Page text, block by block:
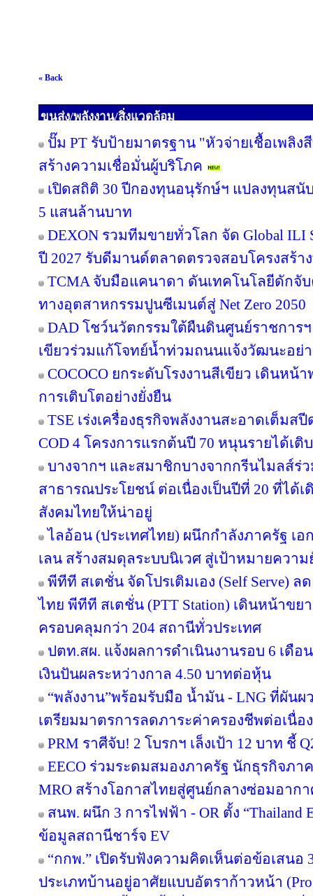
« Back
ขนส่ง/พลังงาน/สิ่งแวดล้อม
ปั๊ม PT รับป้ายมาตรฐาน "หัวจ่ายเชื้อเพลิง
สร้างความเชื่อมั่นผู้บริโภค
เปิดสถิติ 30 ปีกองทุนอนุรักษ์ฯ แปลงทุนส
5 แสนล้านบาท
DEXON รวมทีมขายทั่วโลก จัด Global ILI
ปี 2027 รับดีมานด์ตลาดตรวจสอบโครงสร้
TCMA จับมือแคนาดา ดันเทคโนโลยีดักจั
ทางอุตสาหกรรมปูนซีเมนต์สู่ Net Zero 2050
DAD โชว์นวัตกรรมใต้ผืนดินศูนย์ราชการ
เขียวร่วมแก้โจทย์น้ำท่วมถนนแจ้งวัฒนะอย่า
COCOCO ยกระดับโรงงานสีเขียว เดินห
การเติบโตอย่างยั่งยืน
TSE เร่งเครื่องธุรกิจพลังงานสะอาดเต็มส
COD 4 โครงการแรกต้นปี 70 หนุนรายได้เติ
บางจากฯ และสมาชิกบางจากกรีนไมลส์ร่
สาธารณประโยชน์ ต่อเนื่องเป็นปีที่ 20 ที่ได้เ
สังคมไทยให้น่าอยู่
ไลอ้อน (ประเทศไทย) ผนึกกำลังภาครัฐ
เลน สร้างสมดุลระบบนิเวศ สู่เป้าหมายความ
พีทีที สเตชั่น จัดโปรเติมเอง (Self Serve)
ไทย พีทีที สเตชั่น (PTT Station) เดินหน้าขยา
ครอบคลุมกว่า 204 สถานีทั่วประเทศ
ปตท.สผ. แจ้งผลการดำเนินงานรอบ 6 เดือ
เงินปันผลระหว่างกาล 4.50 บาทต่อหุ้น
“พลังงาน”พร้อมรับมือ น้ำมัน - LNG ที่ผันผ
เตรียมมาตรการลดภาระค่าครองชีพต่อเนื่อง
PRM ราศีจับ! 2 โบรกฯ เล็งเป้า 12 บาท ชี้
EECO ร่วมระดมสมองภาครัฐ นักธุรกิจภ
MRO สร้างโอกาสไทยสู่ศูนย์กลางซ่อมอาก
สนพ. ผนึก 3 การไฟฟ้า - OR ตั้ง “Thailand
ข้อมูลสถานีชาร์จ EV
“กกพ.” เปิดรับฟังความคิดเห็นต่อข้อเสน
ประเภทบ้านอยู่อาศัยแบบอัตราก้าวหน้า